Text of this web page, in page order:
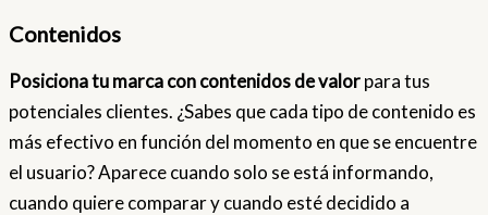
Contenidos
Posiciona tu marca con contenidos de valorpara tus
potenciales clientes. ¿Sabes que cada tipo de contenido es
más efectivo en función del momento en que se encuentre
el usuario? Aparece cuando solo se está informando,
cuando quiere comparar y cuando esté decidido a